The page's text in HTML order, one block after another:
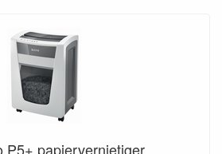
P5+ papiervernietiger